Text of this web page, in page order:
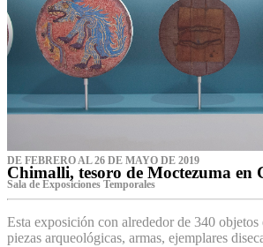
DE FEBRERO AL 26 DE MAYO DE 2019
Chimalli, tesoro de Moctezuma en
Sala de Exposiciones Temporales
Esta exposición con alrededor de 340
piezas arqueológicas, armas, ejemplares